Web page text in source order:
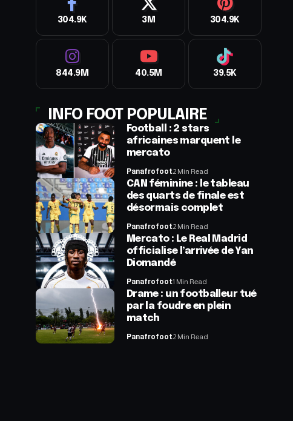
304.9K 3M 304.9K
844.9M 40.5M 39.5K
INFO FOOT POPULAIRE
Football : 2 stars
africaines marquent le
mercato
Panafrofoot2 Min Read
CAN féminine : le tableau
des quarts de finale est
désormais complet
Panafrofoot2 Min Read
Mercato : Le Real Madrid
officialise l’arrivée de Yan
Diomandé
Panafrofoot1 Min Read
Drame : un footballeur tué
par la foudre en plein
match
Panafrofoot2 Min Read